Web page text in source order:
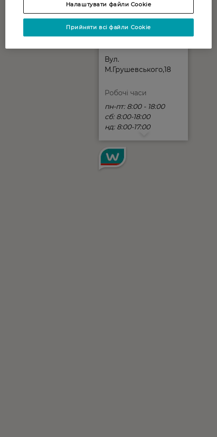
Налаштувати файли Cookie
Прийняти всі файли Cookie